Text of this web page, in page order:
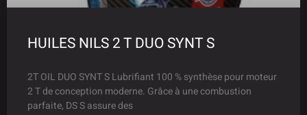
HUILES NILS 2 T DUO SYNT S
2T OIL DUO SYNT S Lubrifiant 100 % synthèse pour moteur
2 T de conception moderne. Grâce à une combustion
parfaite, DS S assure des